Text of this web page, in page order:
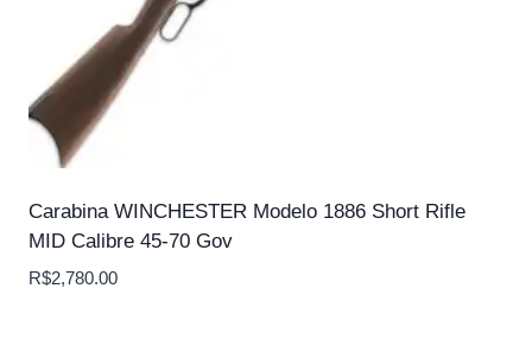
Carabina WINCHESTER Modelo 1886 Short Rifle
MID Calibre 45-70 Gov
R$2,780.00